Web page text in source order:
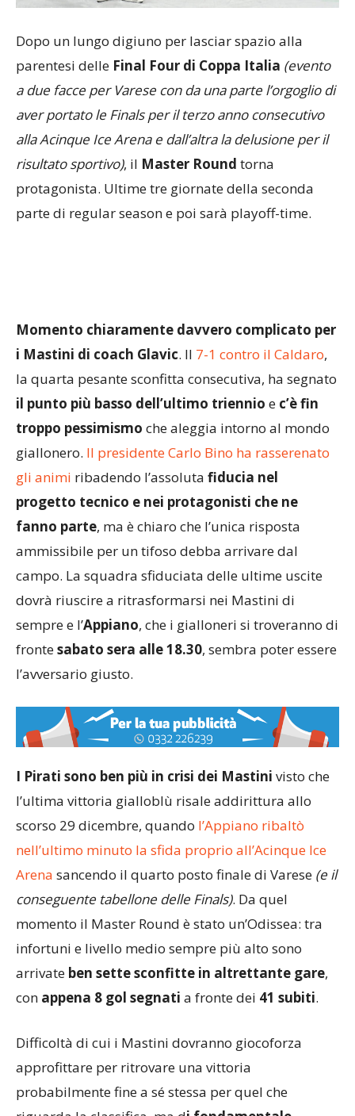
Dopo un lungo digiuno per lasciar spazio alla
parentesi delle Final Four di Coppa Italia (evento
a due facce per Varese con da una parte l’orgoglio di
aver portato le Finals per il terzo anno consecutivo
alla Acinque Ice Arena e dall’altra la delusione per il
risultato sportivo), il Master Round torna
protagonista. Ultime tre giornate della seconda
parte di regular season e poi sarà playoff-time.
i Mastini di coach Glavic. Il7-1 contro il Caldaro,
la quarta pesante sconfitta consecutiva, ha segnato
il punto più basso dell’ultimo triennio ec’è fin
troppo pessimismoche aleggia intorno al mondo
giallonero.Il presidente Carlo Bino ha rasserenato
gli animiribadendo l’assolutafiducia nel
progetto tecnico e nei protagonisti che ne
fanno parte, ma è chiaro che l’unica risposta
ammissibile per un tifoso debba arrivare dal
campo. La squadra sfiduciata delle ultime uscite
dovrà riuscire a ritrasformarsi nei Mastini di
sempre e l’Appiano, che i gialloneri si troveranno di
frontesabato sera alle 18.30, sembra poter essere
l’avversario giusto.
l’ultima vittoria gialloblù risale addirittura allo
scorso 29 dicembre, quandol’Appiano ribaltò
nell’ultimo minuto la sfida proprio all’Acinque Ice
Arenasancendo il quarto posto finale di Varese(e il
conseguente tabellone delle Finals). Da quel
momento il Master Round è stato un’Odissea: tra
infortuni e livello medio sempre più alto sono
arrivateben sette sconfitte in altrettante gare
conappena 8 gol segnatia fronte dei41 subiti.
approfittare per ritrovare una vittoria
probabilmente fine a sé stessa per quel che
riguarda la classifica, ma di fondamentale